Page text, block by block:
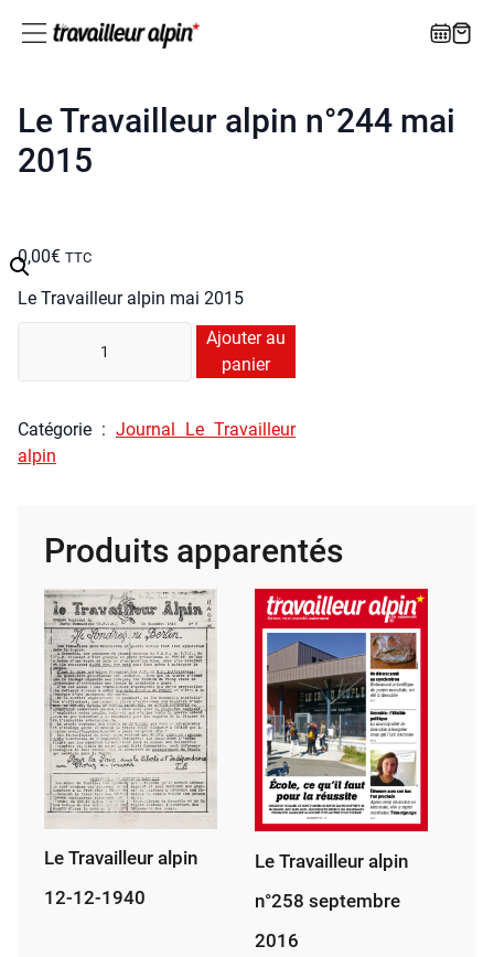
Le Travailleur alpin n°244 mai
2015
0,00€ TTC
Le Tra­vailleur alpin mai 2015
té
Le
Tra­
n°244
2015
Ajouter au
panier
Caté­go­rie : Jour­nal Le Tra­vailleur
alpin
Produits apparentés
Le Travailleur alpin
12-12-1940
Le Travailleur alpin
n°258 septembre
2016